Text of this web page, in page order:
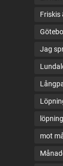
Friskis
Jag
mot